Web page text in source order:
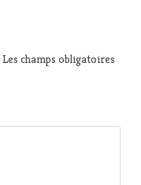
Les champs obligatoires